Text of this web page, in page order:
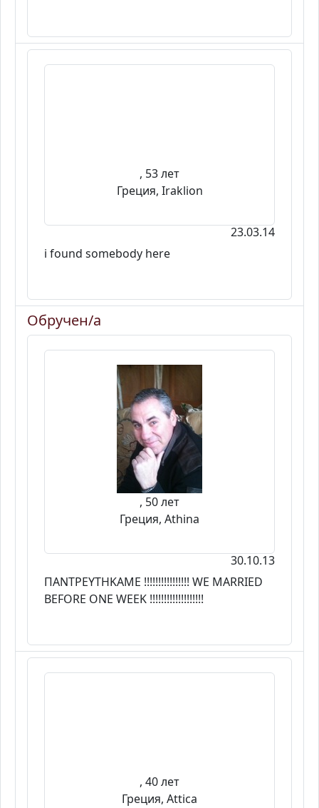
, 53 лет
Греция, Iraklion
23.03.14
i found somebody here
Обручен/а
, 50 лет
Греция, Athina
30.10.13
ΠΑΝΤΡΕΥΤΗΚΑΜΕ !!!!!!!!!!!!!!!! WE MARRIED
BEFORE ONE WEEK !!!!!!!!!!!!!!!!!!!
, 40 лет
Греция, Attica